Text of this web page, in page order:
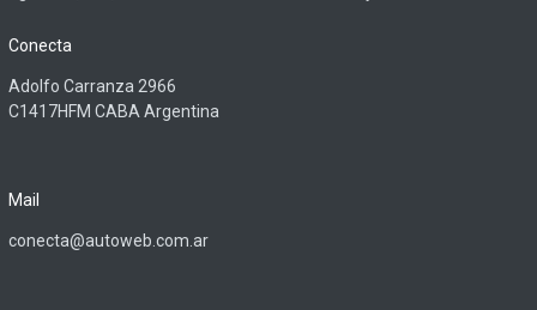
Conecta
Adolfo Carranza 2966
C1417HFM CABA Argentina
Mail
conecta@autoweb.com.ar